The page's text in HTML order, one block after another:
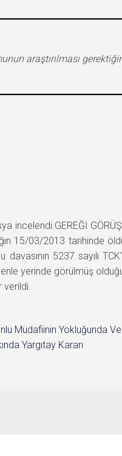
araştırılması
15/03/2013 tarihinde
5237 sayılı
yerinde görülmüş
verildi.
Müdafiinin Yokluğunda
Yargıtay Kararı